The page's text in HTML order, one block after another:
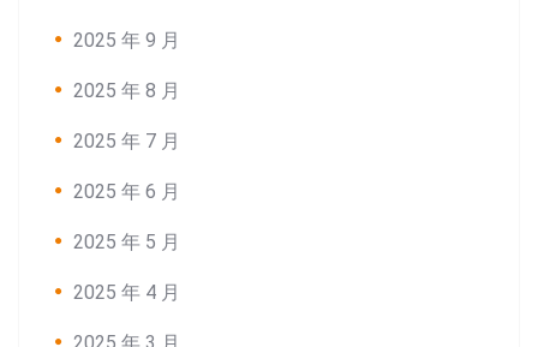
2025 年 9 月
2025 年 8 月
2025 年 7 月
2025 年 6 月
2025 年 5 月
2025 年 4 月
2025 年 3 月